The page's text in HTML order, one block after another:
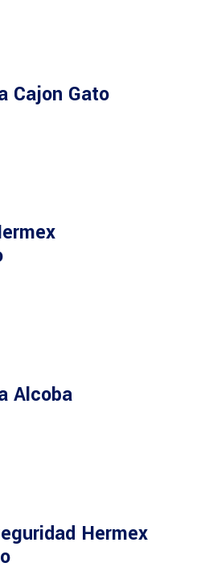
Cajon Gato
Alcoba
Hermex